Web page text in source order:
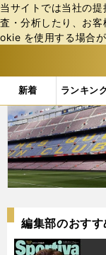
当サイトでは当社の
査・分析したり、お
okie を使⽤する場合
新着 ランキン
b
ス
ポ
ル
テ
ィ
ー
バ
「#カンプ・
編集部のおすす